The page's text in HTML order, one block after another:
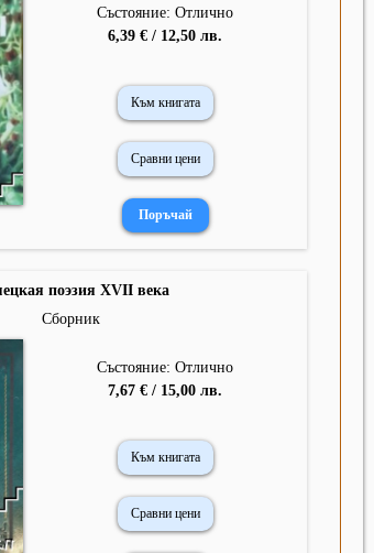
Състояние: Отлично
6,39 € / 12,50 лв.
Към книгата
Сравни цени
поэзия XVII века
Сборник
Състояние: Отлично
7,67 € / 15,00 лв.
Към книгата
Сравни цени